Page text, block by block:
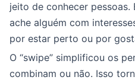
jeito de conhecer
ache alguém com
por estar perto ou por
O “swipe” simplificou os
combinam ou não. Isso